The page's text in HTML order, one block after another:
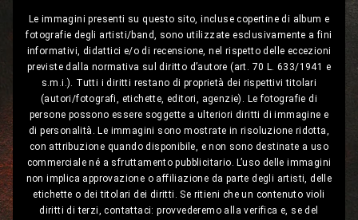
Le immagini presenti su questo sito, incluse copertine di album e
fotografie degli artisti/band, sono utilizzate esclusivamente a fini
informativi, didattici e/o di recensione, nel rispetto delle eccezioni
previste dalla normativa sul diritto d’autore (art. 70 L. 633/1941 e
s.m.i.). Tutti i diritti restano di proprietà dei rispettivi titolari
(autori/fotografi, etichette, editori, agenzie). Le fotografie di
persone possono essere soggette a ulteriori diritti di immagine e
di personalità. Le immagini sono mostrate in risoluzione ridotta,
con attribuzione quando disponibile, e non sono destinate a uso
commerciale né a sfruttamento pubblicitario. L’uso delle immagini
non implica approvazione o affiliazione da parte degli artisti, delle
etichette o dei titolari dei diritti. Se ritieni che un contenuto violi
diritti di terzi, contattaci: provvederemo alla verifica e, se del